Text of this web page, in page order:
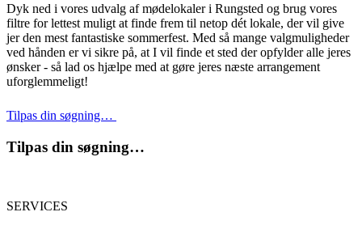
Dyk ned i vores udvalg af mødelokaler i Rungsted og brug vores
filtre for lettest muligt at finde frem til netop dét lokale, der vil give
jer den mest fantastiske sommerfest. Med så mange valgmuligheder
ved hånden er vi sikre på, at I vil finde et sted der opfylder alle jeres
ønsker - så lad os hjælpe med at gøre jeres næste arrangement
uforglemmeligt!
Tilpas din søgning…
Tilpas din søgning…
SERVICES